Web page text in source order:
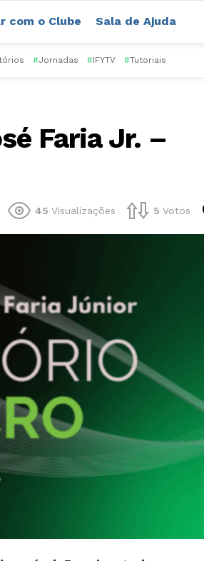
com o Clube Sala de Ajuda
#Jornadas #IFYTV #Tutoriais
Faria Jr. –
45 Visualizações 5 Votos